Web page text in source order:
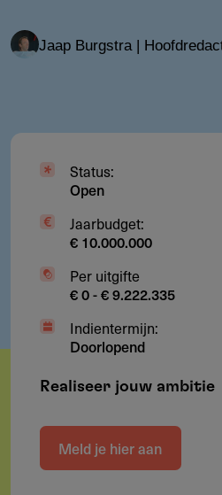
Jaap Burgstra |
Status:
Open
Jaarbudget:
€ 10.000.000
Per uitgifte
€ 0 - € 9.222.335
Indientermijn:
Doorlopend
Realiseer jouw ambitie
Meld je hier aan